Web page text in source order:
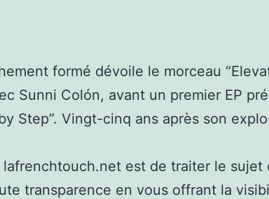
formé dévoile le morceau
Sunni Colón, avant un premier EP
Step”. Vingt-cinq ans après son
lafrenchtouch.net est de traiter le sujet
transparence en vous offrant la